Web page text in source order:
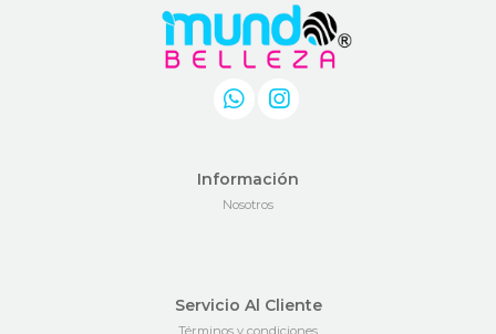
Información
Nosotros
Servicio Al Cliente
Términos y condiciones